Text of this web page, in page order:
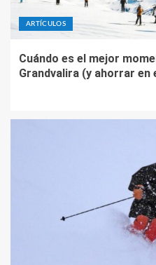
ARTÍCULOS
Cuándo es el mejor
Grandvalira (y ahorrar en